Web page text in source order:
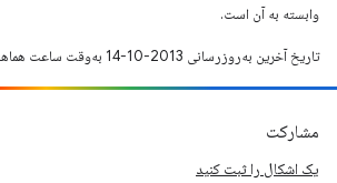
وابسته به آن است.
تاریخ آخرین به‌روزرسانی 2013-10-14 به‌وقت ساعت هماهنگ جهانی.
مشارکت
یک اشکال را ثبت کنید